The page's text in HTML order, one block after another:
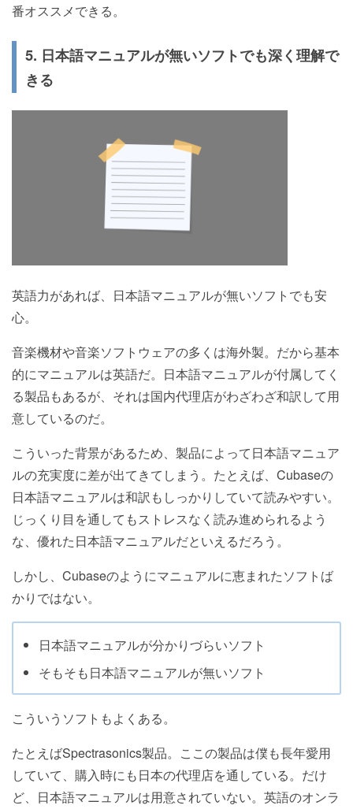
番オススメできる。
5. 日本語マニュアルが無いソフトでも深く理解で
きる
英語力があれば、日本語マニュアルが無いソフトでも安
心。
音楽機材や音楽ソフトウェアの多くは海外製。だから基本
的にマニュアルは英語だ。日本語マニュアルが付属してく
る製品もあるが、それは国内代理店がわざわざ和訳して用
意しているのだ。
こういった背景があるため、製品によって日本語マニュア
ルの充実度に差が出てきてしまう。たとえば、Cubaseの
日本語マニュアルは和訳もしっかりしていて読みやすい。
じっくり目を通してもストレスなく読み進められるよう
な、優れた日本語マニュアルだといえるだろう。
しかし、Cubaseのようにマニュアルに恵まれたソフトば
かりではない。
日本語マニュアルが分かりづらいソフト
そもそも日本語マニュアルが無いソフト
こういうソフトもよくある。
たとえばSpectrasonics製品。ここの製品は僕も長年愛用
していて、購入時にも日本の代理店を通している。だけ
ど、日本語マニュアルは用意されていない。英語のオンラ